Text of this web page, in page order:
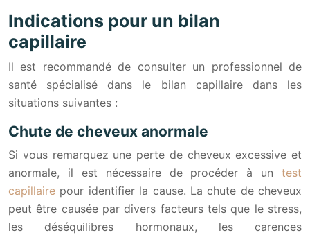
Indications pour un bilan
capillaire
Il est recommandé de consulter un professionnel de
santé spécialisé dans le bilan capillaire dans les
situations suivantes :
Chute de cheveux anormale
Si vous remarquez une perte de cheveux excessive et
anormale, il est nécessaire de procéder à un test
capillaire pour identifier la cause. La chute de cheveux
peut être causée par divers facteurs tels que le stress,
les déséquilibres hormonaux, les carences